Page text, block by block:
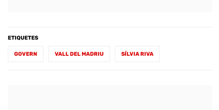
ETIQUETES
GOVERN VALL DEL MADRIU SÍLVIA RIVA